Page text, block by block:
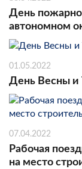
День
автономном
01.05.2022
День Весны и
07.04.2022
Рабочая
на место